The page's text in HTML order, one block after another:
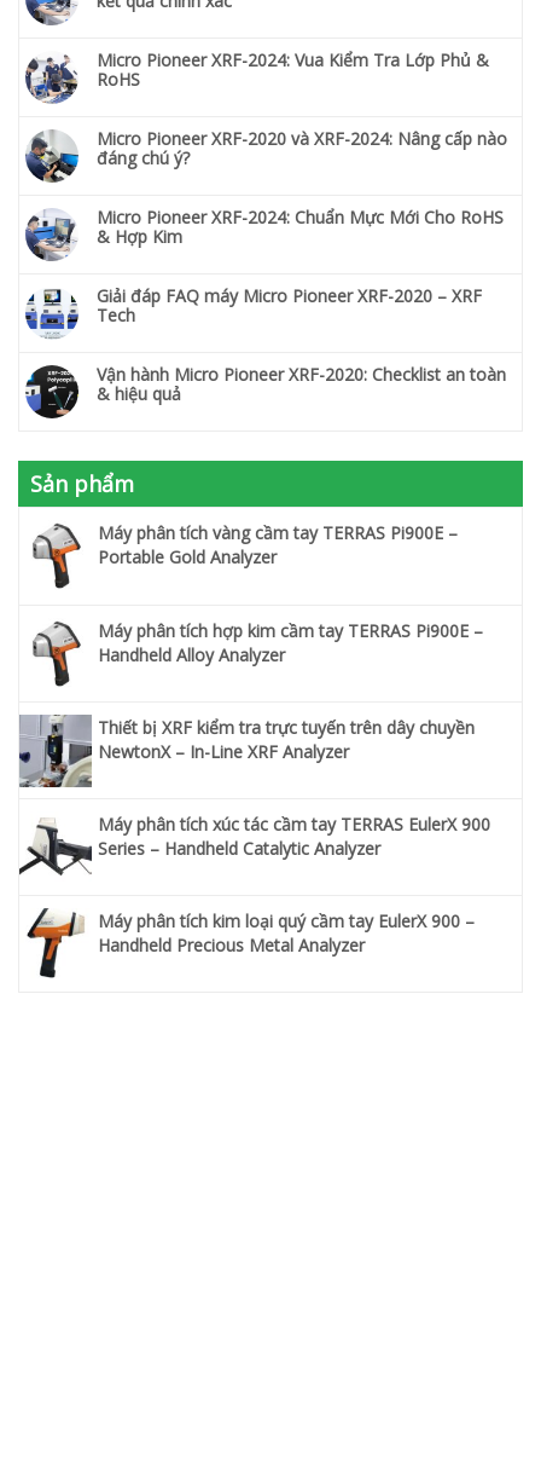
Micro Pioneer XRF-2024: Vua Kiểm Tra Lớp Phủ &
RoHS
Micro Pioneer XRF-2020 và XRF-2024: Nâng cấp nào
đáng chú ý?
Micro Pioneer XRF-2024: Chuẩn Mực Mới Cho RoHS
& Hợp Kim
Giải đáp FAQ máy Micro Pioneer XRF-2020 – XRF
Tech
Vận hành Micro Pioneer XRF-2020: Checklist an toàn
& hiệu quả
Sản phẩm
Máy phân tích vàng cầm tay TERRAS Pi900E –
Portable Gold Analyzer
Máy phân tích hợp kim cầm tay TERRAS Pi900E –
Handheld Alloy Analyzer
Thiết bị XRF kiểm tra trực tuyến trên dây chuyền
NewtonX – In-Line XRF Analyzer
Máy phân tích xúc tác cầm tay TERRAS EulerX 900
Series – Handheld Catalytic Analyzer
Máy phân tích kim loại quý cầm tay EulerX 900 –
Handheld Precious Metal Analyzer